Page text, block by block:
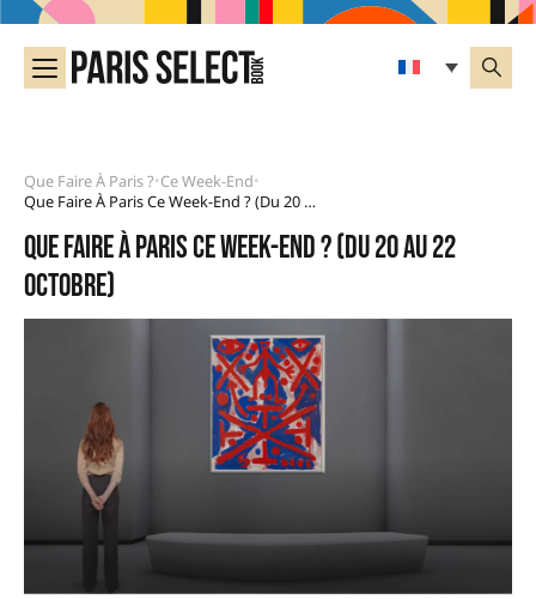
Que Faire À Paris ?•Ce Week-End•
Que Faire À Paris Ce Week-End ? (du 20 Au 22 Octobre)
Que faire à Paris ce week-end ? (du 20 au 22
octobre)